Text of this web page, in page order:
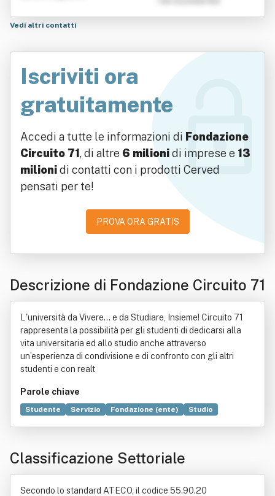
Vedi altri contatti
Iscriviti ora
gratuitamente
Accedi a tutte le informazioni di Fondazione
Circuito 71, di altre 6 milionidi imprese e 13
milionidi contatti con i prodotti Cerved
pensati per te!
PROVA ORA GRATIS
Descrizione di Fondazione Circuito 71
L'università da Vivere... e da Studiare, Insieme! Circuito 71
rappresenta la possibilità per gli studenti di dedicarsi alla
vita universitaria ed allo studio anche attraverso
un’esperienza di condivisione e di confronto con gli altri
studenti e con realt
Parole chiave
Studente Servizio Fondazione (ente)
Studio
Formazione
Italia Organizzazione Proprietà (diritto)
Classificazione Settoriale
Secondo lo standard ATECO, il codice 55.90.20